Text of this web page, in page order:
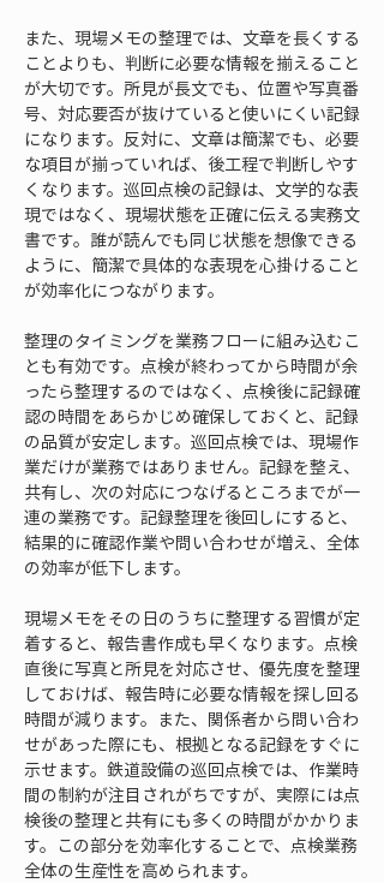
また、現場メモの整理では、文章を長くする
ことよりも、判断に必要な情報を揃えること
が大切です。所見が長文でも、位置や写真番
号、対応要否が抜けていると使いにくい記録
になります。反対に、文章は簡潔でも、必要
な項目が揃っていれば、後工程で判断しやす
くなります。巡回点検の記録は、文学的な表
現ではなく、現場状態を正確に伝える実務文
書です。誰が読んでも同じ状態を想像できる
ように、簡潔で具体的な表現を心掛けること
が効率化につながります。
整理のタイミングを業務フローに組み込むこ
とも有効です。点検が終わってから時間が余
ったら整理するのではなく、点検後に記録確
認の時間をあらかじめ確保しておくと、記録
の品質が安定します。巡回点検では、現場作
業だけが業務ではありません。記録を整え、
共有し、次の対応につなげるところまでが一
連の業務です。記録整理を後回しにすると、
結果的に確認作業や問い合わせが増え、全体
の効率が低下します。
現場メモをその日のうちに整理する習慣が定
着すると、報告書作成も早くなります。点検
直後に写真と所見を対応させ、優先度を整理
しておけば、報告時に必要な情報を探し回る
時間が減ります。また、関係者から問い合わ
せがあった際にも、根拠となる記録をすぐに
示せます。鉄道設備の巡回点検では、作業時
間の制約が注目されがちですが、実際には点
検後の整理と共有にも多くの時間がかかりま
す。この部分を効率化することで、点検業務
全体の生産性を高められます。